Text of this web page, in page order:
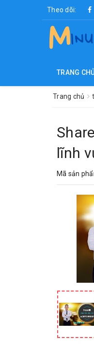
Theo dõi:
TRANG
Trang chủ
lĩnh
Mã sản